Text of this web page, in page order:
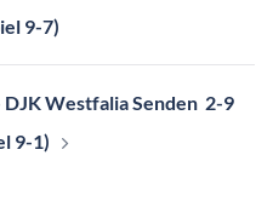
9-7)
Westfalia Senden 2-9
9-1)